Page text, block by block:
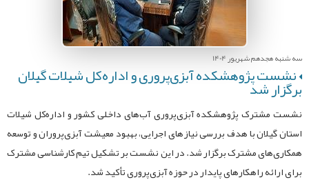
سه شنبه هجدهم شهریور 1404
نشست پژوهشکده آبزی‌پروری و اداره‌کل شیلات گیلان
برگزار شد
نشست مشترک پژوهشکده آبزی‌پروری آب‌های داخلی کشور و اداره‌کل شیلات
استان گیلان با هدف بررسی نیازهای اجرایی، بهبود معیشت آبزی‌پروران و توسعه
همکاری‌های مشترک برگزار شد. در این نشست بر تشکیل تیم کارشناسی مشترک
برای ارائه راهکارهای پایدار در حوزه آبزی‌پروری تأکید شد.